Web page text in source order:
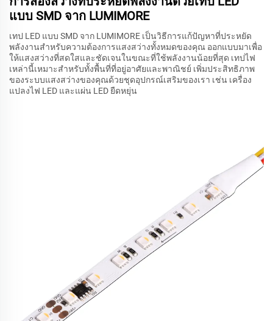
แบบ SMD จาก LUMIMORE
เทป LED แบบ SMD จาก LUMIMORE เป็นวิธีการแก้ปัญหาที่ประหยัด
พลังงานสำหรับความต้องการแสงสว่างทั้งหมดของคุณ ออกแบบมาเพื่อ
ให้แสงสว่างที่สดใสและชัดเจนในขณะที่ใช้พลังงานน้อยที่สุด เทปไฟ
เหล่านี้เหมาะสำหรับทั้งพื้นที่ที่อยู่อาศัยและพาณิชย์ เพิ่มประสิทธิภาพ
ของระบบแสงสว่างของคุณด้วยชุดอุปกรณ์เสริมของเรา เช่น เครื่อง
แปลงไฟ LED และแผ่น LED ยืดหยุ่น